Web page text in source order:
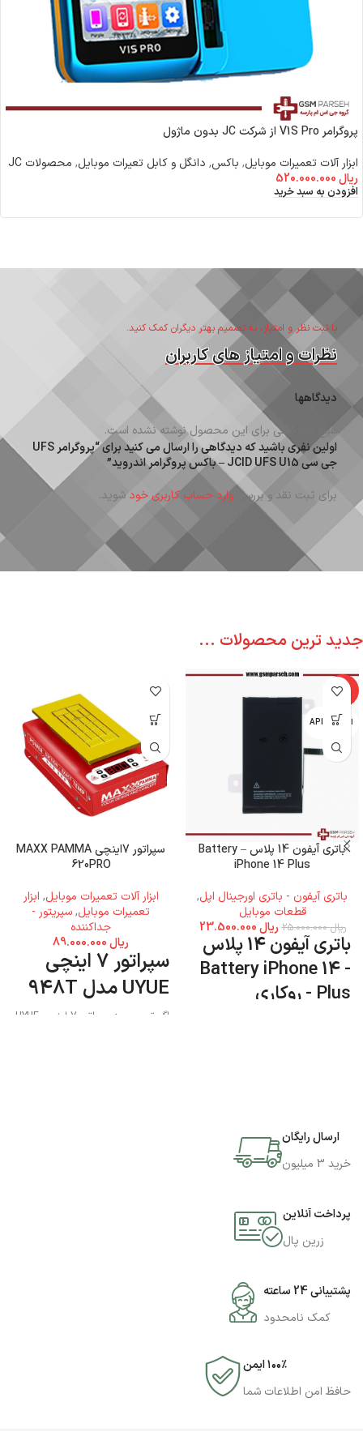
پروگرامر V1S Pro از شرکت JC بدون ماژول
ابزار آلات تعمیرات موبایل, باکس٬ دانگل و کابل تعیرات موبایل , محصولات JC
ریال
افزودن به سبد خرید
با ثبت نظر و امتیاز، به تصمیم بهتر دیگران کمک کنید.
نظرات و امتیاز های کاربران
دیدگاهها
هیچ دیدگاهی برای این محصول نوشته نشده است.
اولین نفری باشید که دیدگاهی را ارسال می کنید برای “پروگرامر UFS
جی سی JCID UFS U15 – باکس پروگرامر اندروید”
برای ثبت نقد و بررسیوارد حساب کاربری خود شوید.
جدید ترین محصولات ...
-6%
اپل - APPLE
باتری آیفون 14 پلاس – Battery
iPhone 14 Plus
باتری آیفون - باتری اورجینال اپل,
قطعات موبایل
ریال25.000.000 ریال
باتری آیفون 14 پلاس
- Battery iPhone 14
Plus - روکاری
سپراتور 7اینچی MAXX PAMMA
620PRO
ابزار آلات تعمیرات موبایل, ابزار
تعمیرات موبایل,سپریتور -
جداکننده
ریال
سپراتور 7 اینچی
UYUE مدل 948T
اگر تصمیم به سپراتور 7 اینچی UYUE
ارسال رایگان
خرید 3 میلیون
پرداخت آنلاین
زرین پال
پشتیبانی 24 ساعته
کمک نامحدود
۱۰۰٪ ایمن
حافظ امن اطلاعات شما